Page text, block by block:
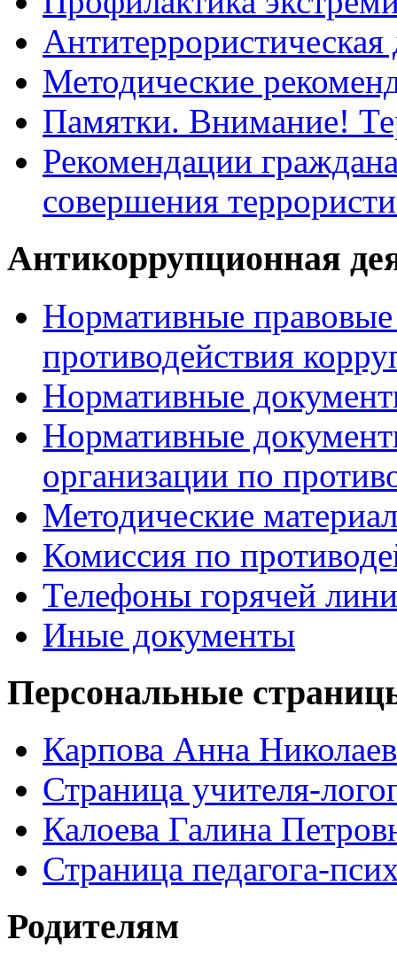
Антитеррористическая
Методические
Памятки. Внимание!
Рекомендации
совершения
Антикоррупционная
Нормативные
противодействия
Нормативные
Нормативные
организации по
Методические
Комиссия по
Телефоны горячей
Иные документы
Персональные
Карпова Анна
Страница учителя-
Калоева Галина
Страница педагога-
Родителям